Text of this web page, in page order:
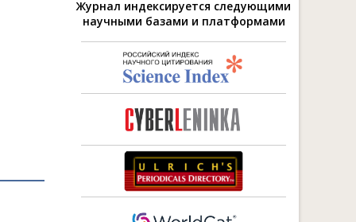
Журнал индексируется следующими
научными базами и платформами